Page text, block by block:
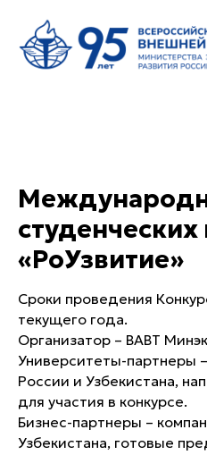
«РоУзвитие»
Сроки проведения
текущего года.
Организатор – ВАВТ
Университеты-партнеры
России и Узбекистана,
для участия в конкурсе.
Бизнес-партнеры –
Узбекистана, готовые